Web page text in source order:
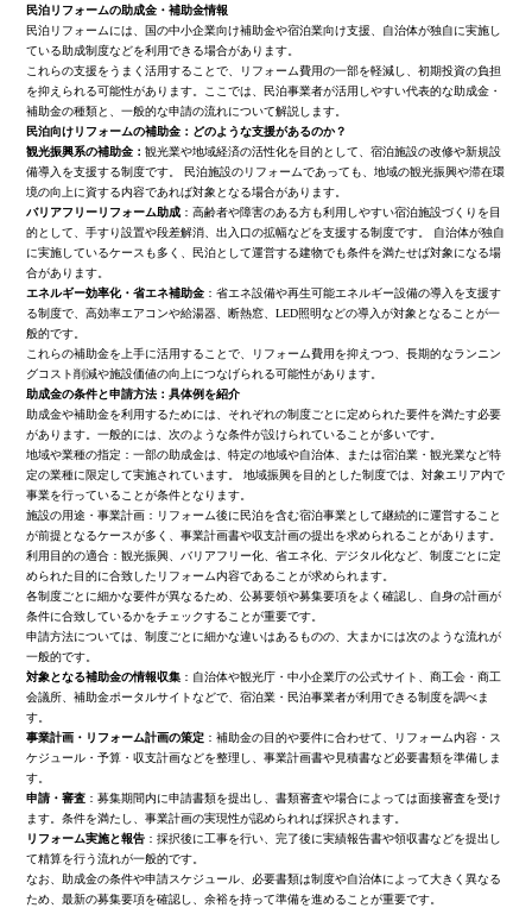
民泊リフォームの助成金・補助金情報
民泊リフォームには、国の中小企業向け補助金や宿泊業向け支援、自治体が独自に実施し
ている助成制度などを利用できる場合があります。
これらの支援をうまく活用することで、リフォーム費用の一部を軽減し、初期投資の負担
を抑えられる可能性があります。ここでは、民泊事業者が活用しやすい代表的な助成金・
補助金の種類と、一般的な申請の流れについて解説します。
民泊向けリフォームの補助金：どのような支援があるのか？
観光振興系の補助金：観光業や地域経済の活性化を目的として、宿泊施設の改修や新規設
備導入を支援する制度です。 民泊施設のリフォームであっても、地域の観光振興や滞在環
境の向上に資する内容であれば対象となる場合があります。
バリアフリーリフォーム助成 ：高齢者や障害のある方も利用しやすい宿泊施設づくりを目
的として、手すり設置や段差解消、出入口の拡幅などを支援する制度です。 自治体が独自
に実施しているケースも多く、民泊として運営する建物でも条件を満たせば対象になる場
合があります。
エネルギー効率化・省エネ補助金 ：省エネ設備や再生可能エネルギー設備の導入を支援す
る制度で、高効率エアコンや給湯器、断熱窓、LED照明などの導入が対象となることが一
般的です。
これらの補助金を上手に活用することで、リフォーム費用を抑えつつ、長期的なランニン
グコスト削減や施設価値の向上につなげられる可能性があります。
助成金の条件と申請方法：具体例を紹介
助成金や補助金を利用するためには、それぞれの制度ごとに定められた要件を満たす必要
があります。一般的には、次のような条件が設けられていることが多いです。
地域や業種の指定：一部の助成金は、特定の地域や自治体、または宿泊業・観光業など特
定の業種に限定して実施されています。 地域振興を目的とした制度では、対象エリア内で
事業を行っていることが条件となります。
施設の用途・事業計画：リフォーム後に民泊を含む宿泊事業として継続的に運営すること
が前提となるケースが多く、事業計画書や収支計画の提出を求められることがあります。
利用目的の適合：観光振興、バリアフリー化、省エネ化、デジタル化など、制度ごとに定
められた目的に合致したリフォーム内容であることが求められます。
各制度ごとに細かな要件が異なるため、公募要領や募集要項をよく確認し、自身の計画が
条件に合致しているかをチェックすることが重要です。
申請方法については、制度ごとに細かな違いはあるものの、大まかには次のような流れが
一般的です。
対象となる補助金の情報収集 ：自治体や観光庁・中小企業庁の公式サイト、商工会・商工
会議所、補助金ポータルサイトなどで、宿泊業・民泊事業者が利用できる制度を調べま
す。
事業計画・リフォーム計画の策定 ：補助金の目的や要件に合わせて、リフォーム内容・ス
ケジュール・予算・収支計画などを整理し、事業計画書や見積書など必要書類を準備しま
す。
申請・審査 ：募集期間内に申請書類を提出し、書類審査や場合によっては面接審査を受け
ます。条件を満たし、事業計画の実現性が認められれば採択されます。
リフォーム実施と報告 ：採択後に工事を行い、完了後に実績報告書や領収書などを提出し
て精算を行う流れが一般的です。
なお、助成金の条件や申請スケジュール、必要書類は制度や自治体によって大きく異なる
ため、最新の募集要項を確認し、余裕を持って準備を進めることが重要です。